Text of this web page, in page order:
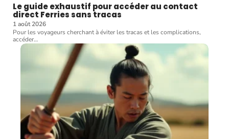
Le guide exhaustif pour accéder au contact
direct Ferries sans tracas
1 août 2026
Pour les voyageurs cherchant à éviter les tracas et les complications,
accéder…